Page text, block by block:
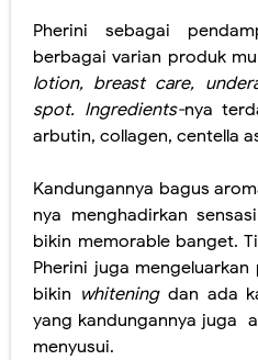
Pherini sebagai
berbagai varian produk
lotion, breast care,
spot. Ingredients-nya
arbutin, collagen, centella
Kandungannya bagus
nya menghadirkan
bikin memorable banget.
Pherini juga mengeluarkan
bikin whiteningdan ada
yang kandungannya juga
menyusui.